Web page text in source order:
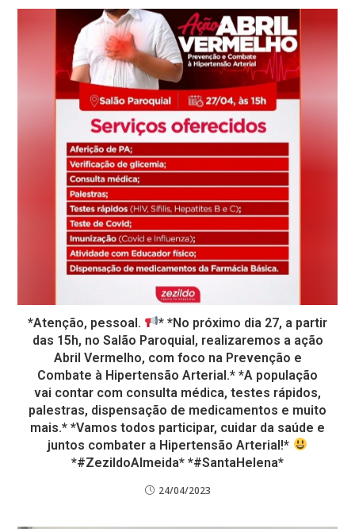
*Atenção, pessoal.
* *No próximo dia 27, a partir
das 15h, no Salão Paroquial, realizaremos a ação
Abril Vermelho, com foco na Prevenção e
Combate à Hipertensão Arterial.* *A população
vai contar com consulta médica, testes rápidos,
palestras, dispensação de medicamentos e muito
mais.* *Vamos todos participar, cuidar da saúde e
juntos combater a Hipertensão Arterial!*
*#ZezildoAlmeida* *#SantaHelena*
24/04/2023